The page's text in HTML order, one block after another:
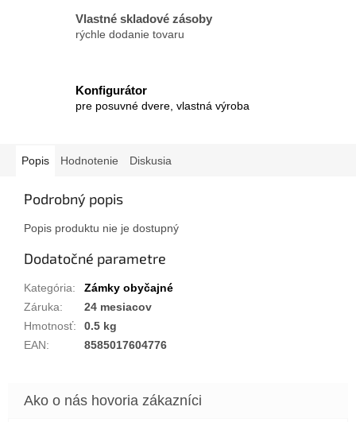
Vlastné skladové zásoby
rýchle dodanie tovaru
Konfigurátor
pre posuvné dvere, vlastná výroba
Popis Hodnotenie Diskusia
Podrobný popis
Popis produktu nie je dostupný
Dodatočné parametre
Kategória:
Zámky obyčajné
Záruka:
24 mesiacov
Hmotnosť:
0.5 kg
EAN: 8585017604776